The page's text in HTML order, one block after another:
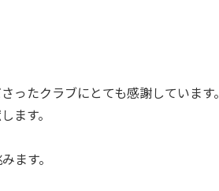
ったクラブにとても感謝しています。
ます。
ます。